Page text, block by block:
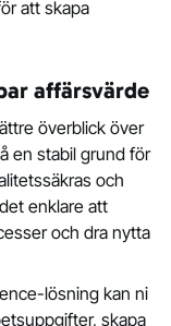
att skapa
affärsvärde
överblick över
en stabil grund för
och
enklare att
och dra nytta
lösning kan ni
skapa